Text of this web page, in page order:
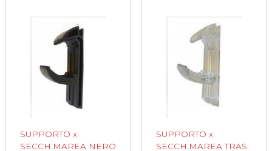
SUPPORTO x
SECCH.MAREA NERO
SUPPORTO x
SECCH.MAREA TRAS.